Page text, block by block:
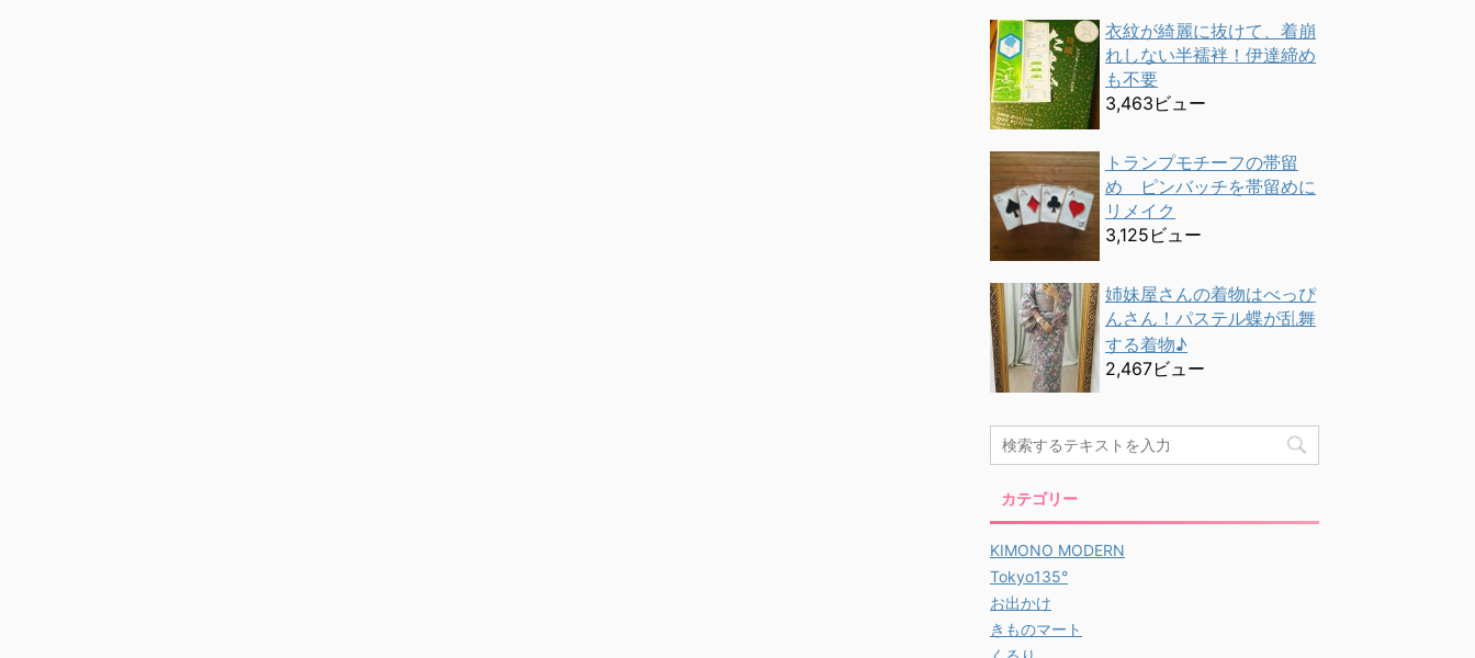
衣紋が綺麗に抜けて、着崩
れしない半襦袢！伊達締め
も不要
3,463ビュー
トランプモチーフの帯留
め ピンバッチを帯留めに
リメイク
3,125ビュー
姉妹屋さんの着物はべっぴ
んさん！パステル蝶が乱舞
する着物♪
2,467ビュー
カテゴリー
KIMONO MODERN
Tokyo135°
お出かけ
きものマート